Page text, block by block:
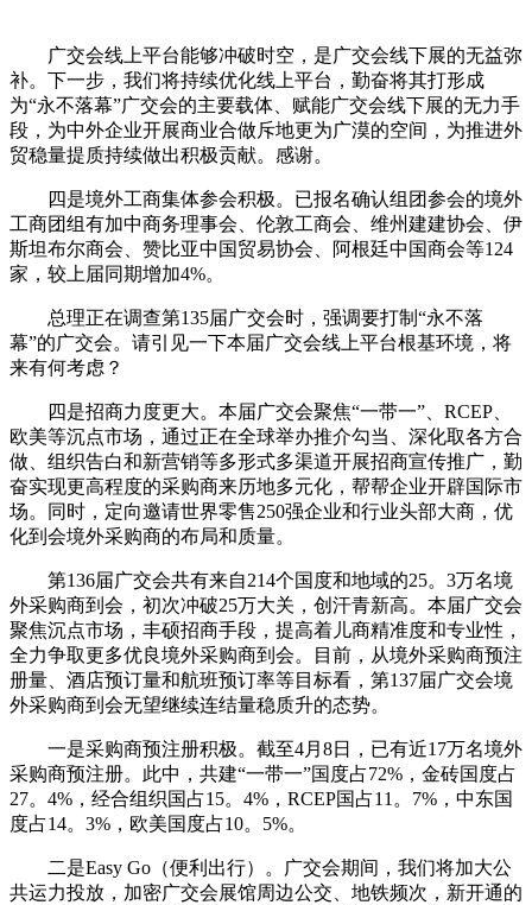
广交会线上平台能够冲破时空，是广交会线下展的无益弥
补。下一步，我们将持续优化线上平台，勤奋将其打形成
为“永不落幕”广交会的主要载体、赋能广交会线下展的无力手
段，为中外企业开展商业合做斥地更为广漠的空间，为推进外
贸稳量提质持续做出积极贡献。感谢。
四是境外工商集体参会积极。已报名确认组团参会的境外
工商团组有加中商务理事会、伦敦工商会、维州建建协会、伊
斯坦布尔商会、赞比亚中国贸易协会、阿根廷中国商会等124
家，较上届同期增加4%。
总理正在调查第135届广交会时，强调要打制“永不落
幕”的广交会。请引见一下本届广交会线上平台根基环境，将
来有何考虑？
四是招商力度更大。本届广交会聚焦“一带一”、RCEP、
欧美等沉点市场，通过正在全球举办推介勾当、深化取各方合
做、组织告白和新营销等多形式多渠道开展招商宣传推广，勤
奋实现更高程度的采购商来历地多元化，帮帮企业开辟国际市
场。同时，定向邀请世界零售250强企业和行业头部大商，优
化到会境外采购商的布局和质量。
第136届广交会共有来自214个国度和地域的25。3万名境
外采购商到会，初次冲破25万大关，创汗青新高。本届广交会
聚焦沉点市场，丰硕招商手段，提高着儿商精准度和专业性，
全力争取更多优良境外采购商到会。目前，从境外采购商预注
册量、酒店预订量和航班预订率等目标看，第137届广交会境
外采购商到会无望继续连结量稳质升的态势。
一是采购商预注册积极。截至4月8日，已有近17万名境外
采购商预注册。此中，共建“一带一”国度占72%，金砖国度占
27。4%，经合组织国占15。4%，RCEP国占11。7%，中东国
度占14。3%，欧美国度占10。5%。
二是Easy Go（便利出行）。广交会期间，我们将加大公
共运力投放，加密广交会展馆周边公交、地铁频次，新开通的